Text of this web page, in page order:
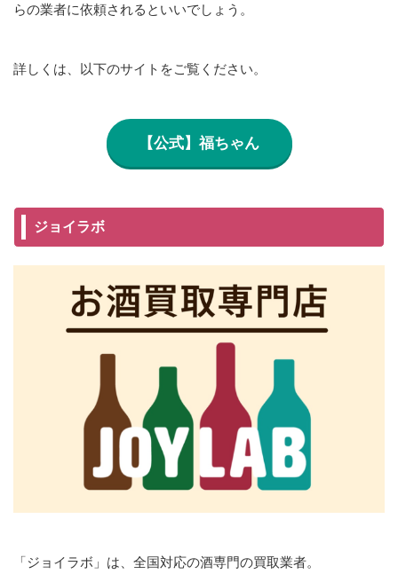
らの業者に依頼されるといいでしょう。
詳しくは、以下のサイトをご覧ください。
【公式】福ちゃん
ジョイラボ
「ジョイラボ」は、全国対応の酒専門の買取業者。